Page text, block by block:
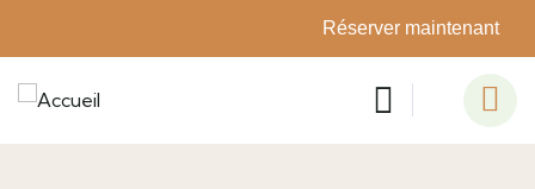
Réserver maintenant